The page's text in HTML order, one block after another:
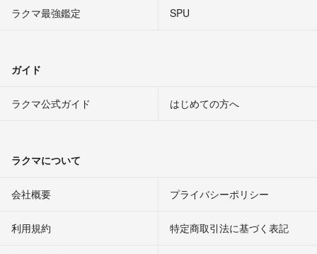
ラクマ最強鑑定
SPU
ガイド
ラクマ公式ガイド はじめての方へ
ラクマについて
会社概要 プライバシーポリシー
利用規約 特定商取引法に基づく表記